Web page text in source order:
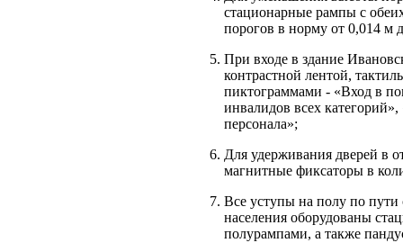
стационарные рампы с
порогов в норму от 0,014 м
При входе в здание
контрастной лентой,
пиктограммами - «Вход в
инвалидов всех
персонала»;
Для удерживания дверей в
магнитные фиксаторы в
Все уступы на полу по
населения оборудованы
полурампами, а также